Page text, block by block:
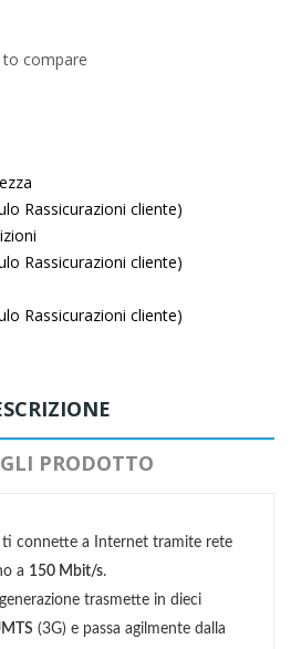
to compare
Rassicurazioni cliente)
Rassicurazioni cliente)
Rassicurazioni cliente)
PRODOTTO
ti connette a Internet tramite rete
a 150 Mbit/s.
trasmette in dieci
(3G) e passa agilmente dalla